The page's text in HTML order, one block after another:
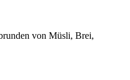
von Müsli, Brei,